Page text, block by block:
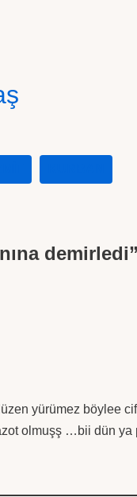
yürümez böylee
olmuşş …bii dün